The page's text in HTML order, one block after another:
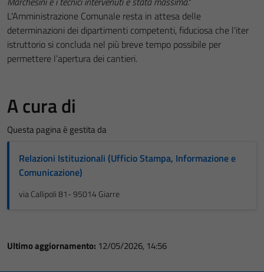
L'Amministrazione Comunale resta in attesa delle
determinazioni dei dipartimenti competenti, fiduciosa che l'iter
istruttorio si concluda nel più breve tempo possibile per
permettere l’apertura dei cantieri.
A cura di
Questa pagina è gestita da
Relazioni Istituzionali (Ufficio Stampa, Informazione e
Comunicazione)
via Callipoli 81- 95014 Giarre
Ultimo aggiornamento: 12/05/2026, 14:56